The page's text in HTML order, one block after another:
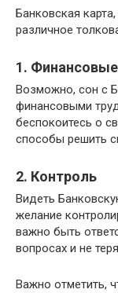
Банковская
различное
1.
Возможно, сон с
финансовыми
беспокоитесь о
способы решить
2. Контроль
Видеть
желание
важно быть
вопросах и не
Важно отметить,